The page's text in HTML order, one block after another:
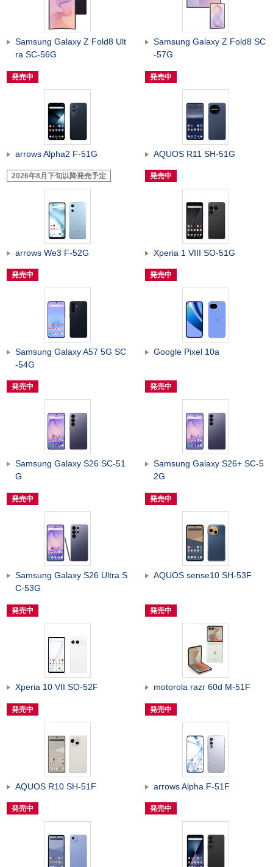
Samsung Galaxy Z Fold8 Ult
ra SC-56G
発売中
Samsung Galaxy Z Fold8 SC
-57G
発売中
arrows Alpha2 F-51G
2026年8月下旬以降発売予定
AQUOS R11 SH-51G
発売中
arrows We3 F-52G
発売中
Xperia 1 VIII SO-51G
発売中
Samsung Galaxy A57 5G SC
-54G
発売中
Google Pixel 10a
発売中
Samsung Galaxy S26 SC-51
G
発売中
Samsung Galaxy S26+ SC-5
2G
発売中
Samsung Galaxy S26 Ultra S
C-53G
発売中
AQUOS sense10 SH-53F
発売中
Xperia 10 VII SO-52F
発売中
motorola razr 60d M-51F
発売中
AQUOS R10 SH-51F
発売中
arrows Alpha F-51F
発売中